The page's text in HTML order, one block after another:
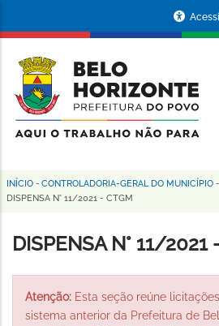
conteúdo
principal
da
Prefeitura
de
Horizonte
Trilha
navegação
INÍCIO - CONTROLADORIA-GERAL DO MUNICÍPIO -
DISPENSA N° 11/2021 - CTGM
DISPENSA N° 11/2021
Atenção: Esta seção reúne
sistema anterior da Prefeitura de